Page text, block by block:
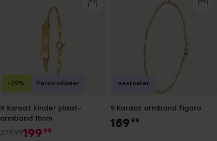
9 Karaat kinder plaat-
armband 15cm
279.99199 99
-29% Personaliseer
9 Karaat armband figaro
159 99
Bestseller